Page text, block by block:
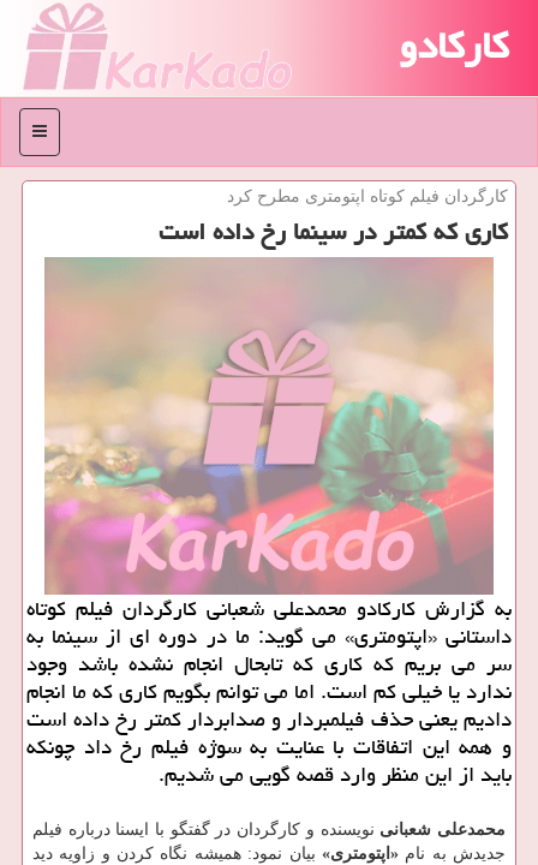
کارکادو
منو
كارگردان فیلم كوتاه اپتومتری مطرح كرد
کاری که کمتر در سینما رخ داده است
به گزارش کارکادو محمدعلی شعبانی کارگردان فیلم کوتاه
داستانی «اپتومتری» می گوید: ما در دوره ای از سینما به
سر می بریم که کاری که تابحال انجام نشده باشد وجود
ندارد یا خیلی کم است. اما می توانم بگویم کاری که ما انجام
دادیم یعنی حذف فیلمبردار و صدابردار کمتر رخ داده است
و همه این اتفاقات با عنایت به سوژه فیلم رخ داد چونکه
باید از این منظر وارد قصه گویی می شدیم.
محمدعلی شعبانی نویسنده و کارگردان در گفتگو با ایسنا درباره فیلم
جدیدش به نام«اپتومتری» بیان نمود: همیشه نگاه کردن و زاویه دید